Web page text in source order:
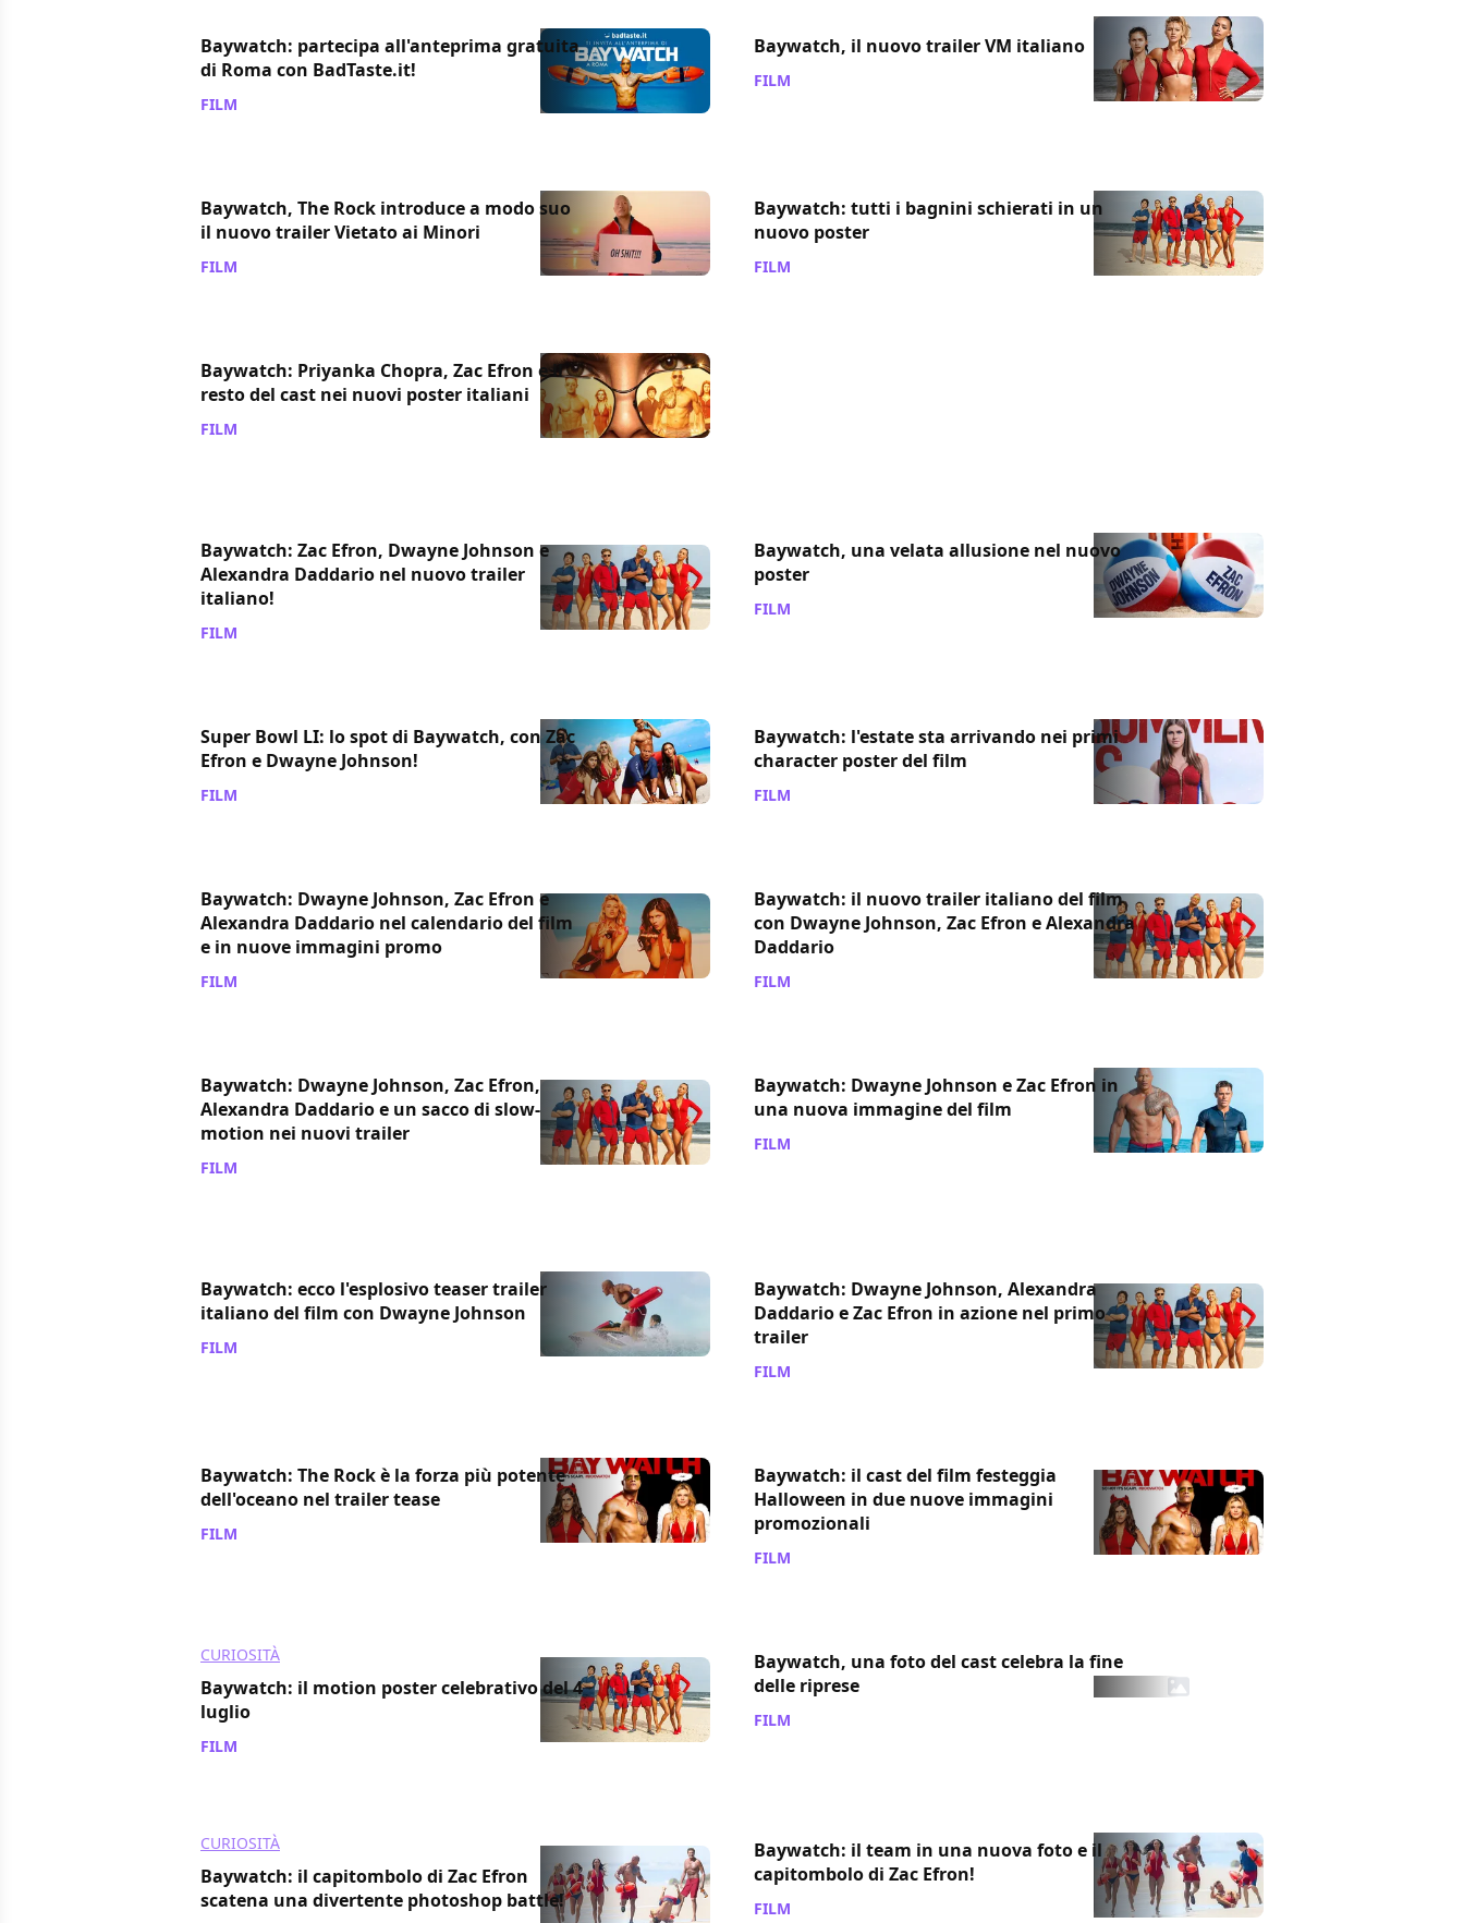
Baywatch: partecipa all'anteprima gratuita
di Roma con BadTaste.it!
FILM
Baywatch, il nuovo trailer VM italiano
FILM
Baywatch, The Rock introduce a modo suo
il nuovo trailer Vietato ai Minori
FILM
Baywatch: tutti i bagnini schierati in un
nuovo poster
FILM
Baywatch: Priyanka Chopra, Zac Efron e il
resto del cast nei nuovi poster italiani
FILM
Baywatch: Zac Efron, Dwayne Johnson e
Alexandra Daddario nel nuovo trailer
italiano!
FILM
Baywatch, una velata allusione nel nuovo
poster
FILM
Super Bowl LI: lo spot di Baywatch, con Zac
Efron e Dwayne Johnson!
FILM
Baywatch: l'estate sta arrivando nei primi
character poster del film
FILM
Baywatch: Dwayne Johnson, Zac Efron e
Alexandra Daddario nel calendario del film
e in nuove immagini promo
FILM
Baywatch: il nuovo trailer italiano del film
con Dwayne Johnson, Zac Efron e Alexandra
Daddario
FILM
Baywatch: Dwayne Johnson, Zac Efron,
Alexandra Daddario e un sacco di slow-
motion nei nuovi trailer
FILM
Baywatch: Dwayne Johnson e Zac Efron in
una nuova immagine del film
FILM
Baywatch: ecco l'esplosivo teaser trailer
italiano del film con Dwayne Johnson
FILM
Baywatch: Dwayne Johnson, Alexandra
Daddario e Zac Efron in azione nel primo
trailer
FILM
Baywatch: The Rock è la forza più potente
dell'oceano nel trailer tease
FILM
Baywatch: il cast del film festeggia
Halloween in due nuove immagini
promozionali
FILM
CURIOSITÀ
Baywatch: il motion poster celebrativo del 4
luglio
FILM
Baywatch, una foto del cast celebra la fine
delle riprese
FILM
CURIOSITÀ
Baywatch: il capitombolo di Zac Efron
scatena una divertente photoshop battle!
Baywatch: il team in una nuova foto e il
capitombolo di Zac Efron!
FILM